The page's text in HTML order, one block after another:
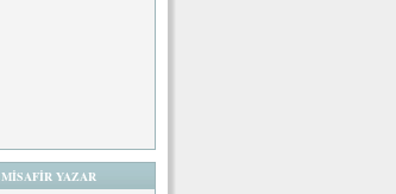
MİSAFİR YAZAR